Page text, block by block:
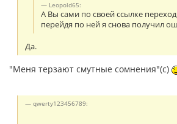
Leopold65:
А Вы сами по своей ссылке
перейдя по ней я снова получил
Да.
"Меня терзают смутные сомнения"(с)
qwerty123456789: